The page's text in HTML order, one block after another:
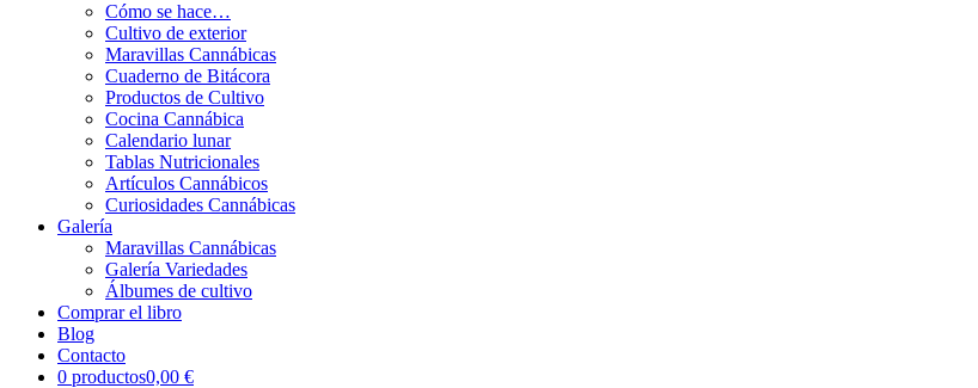
Cómo se hace…
Cultivo de exterior
Maravillas Cannábicas
Cuaderno de Bitácora
Productos de Cultivo
Cocina Cannábica
Calendario lunar
Tablas Nutricionales
Artículos Cannábicos
Curiosidades Cannábicas
Galería
Maravillas Cannábicas
Galería Variedades
Álbumes de cultivo
Comprar el libro
Blog
Contacto
0 productos0,00 €